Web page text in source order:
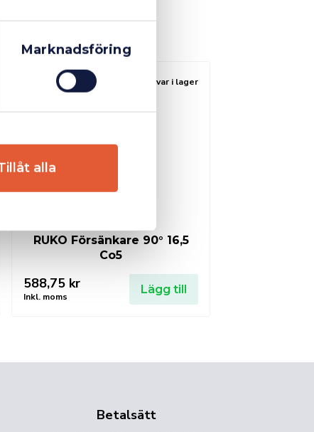
Marknadsföring
alla
Fåtal kvar i lager
RUKO Försänkare 90° 16,5
Co5
588,75 kr
Inkl. moms
Lägg till
Betalsätt